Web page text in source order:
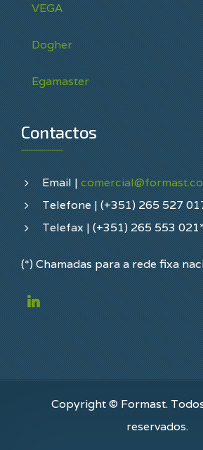
VEGA
Dogher
Egamaster
Contactos
Email |
Telefone | (+351) 265 527
Telefax | (+351) 265 553 021*
(*) Chamadas para a rede fixa
Copyright © Formast.
reservados.